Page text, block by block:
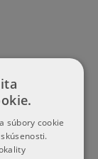
súbory cookie